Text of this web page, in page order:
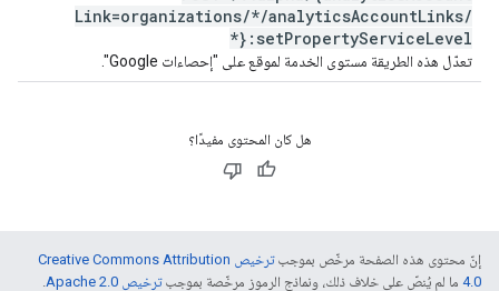
Link=organizations/*/analyticsAccountLinks/
*}:setPropertyServiceLevel
تعدّل هذه الطريقة مستوى الخدمة لموقع على "إحصاءات Google".
هل كان المحتوى مفيدًا؟
إنّ محتوى هذه الصفحة مرخّص بموجب
ترخيص Creative Commons Attribution
4.0‏ ما لم يُنصّ على خلاف ذلك، ونماذج الرموز مرخّصة بموجبترخيص Apache 2.0‏
.